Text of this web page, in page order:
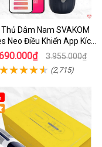
Thủ Dâm Nam SVAKOM
Neo Điều Khiển App Kích
Thích3.955.000₫
(2,715)